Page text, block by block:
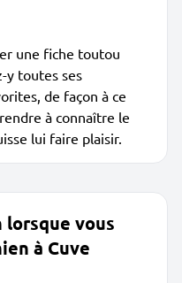
une fiche toutou
y toutes ses
de façon à ce
à connaître le
lui faire plaisir.
vous
à Cuve